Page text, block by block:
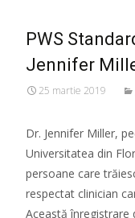
PWS
Jennifer
25 martie 2019
Dr. Jennifer Miller,
Universitatea din
persoane care
respectat clinician
Această înregistrare